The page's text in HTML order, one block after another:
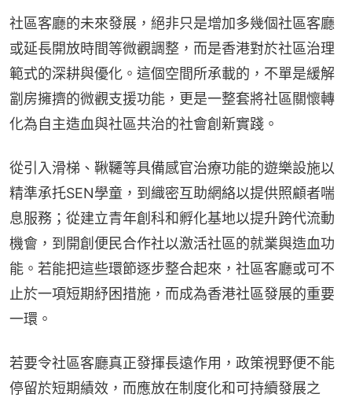
社區客廳的未來發展，絕非只是增加多幾個社區客廳
或延長開放時間等微觀調整，而是香港對於社區治理
範式的深耕與優化。這個空間所承載的，不單是緩解
劏房擁擠的微觀支援功能，更是一整套將社區關懷轉
化為自主造血與社區共治的社會創新實踐。
從引入滑梯、鞦韆等具備感官治療功能的遊樂設施以
精準承托SEN學童，到織密互助網絡以提供照顧者喘
息服務；從建立青年創科和孵化基地以提升跨代流動
機會，到開創便民合作社以激活社區的就業與造血功
能。若能把這些環節逐步整合起來，社區客廳或可不
止於一項短期紓困措施，而成為香港社區發展的重要
一環。
若要令社區客廳真正發揮長遠作用，政策視野便不能
停留於短期績效，而應放在制度化和可持續發展之